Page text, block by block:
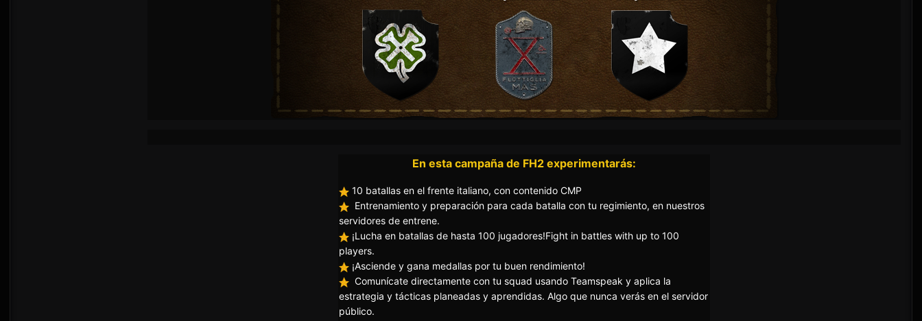
En esta campaña de FH2 experimentarás:
10 batallas en el frente italiano, con contenido CMP
Entrenamiento y preparación para cada batalla con tu regimiento, en nuestros
servidores de entrene.
¡Lucha en batallas de hasta 100 jugadores!F ight in battles with up to 100
player s.
¡Asciende y gana medallas por tu buen rendimiento!
Comunícate directamente con tu squad usando Teamspeak y aplica la
estrategia y tácticas planeadas y aprendidas. Algo que nunca verás en el servidor
público.